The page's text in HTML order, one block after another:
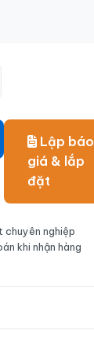
Lập báo
giá & lắp
đặt
chuyên nghiệp
khi nhận hàng